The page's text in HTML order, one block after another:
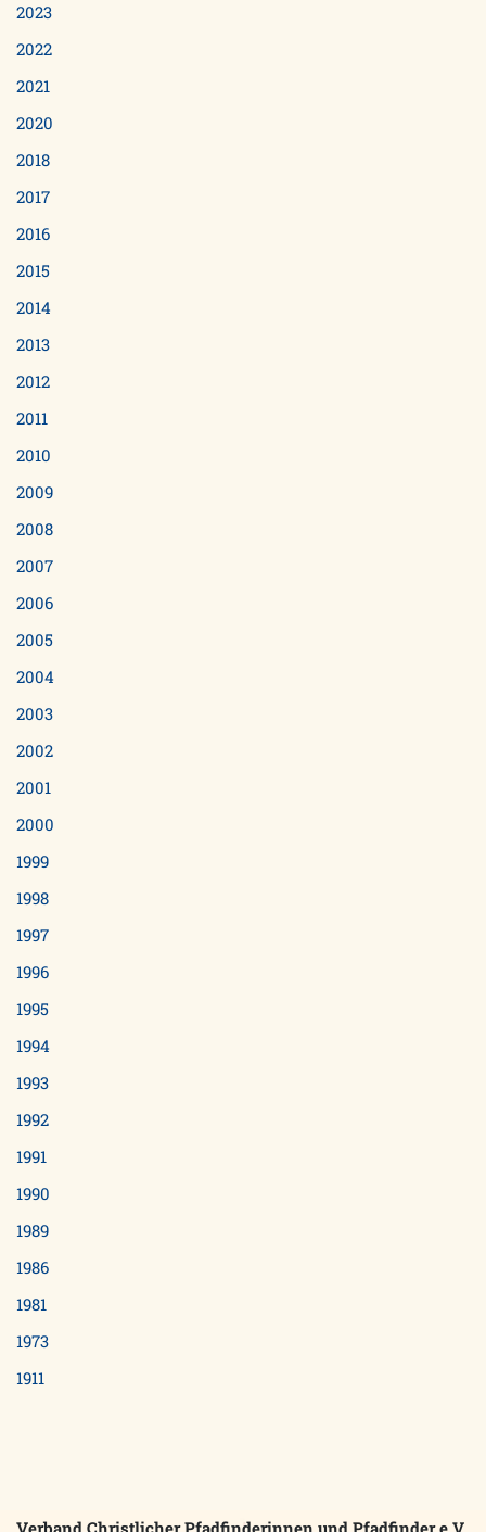
2023
2022
2021
2020
2018
2017
2016
2015
2014
2013
2012
2011
2010
2009
2008
2007
2006
2005
2004
2003
2002
2001
2000
1999
1998
1997
1996
1995
1994
1993
1992
1991
1990
1989
1986
1981
1973
1911